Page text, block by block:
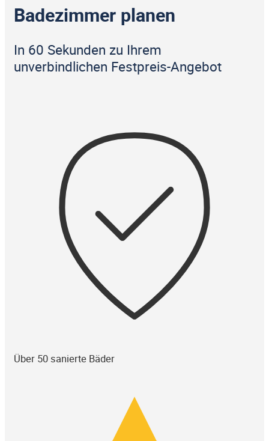
Badezimmer planen
In 60 Sekunden zu Ihrem
unverbindlichen Festpreis-Angebot
Über 50 sanierte Bäder